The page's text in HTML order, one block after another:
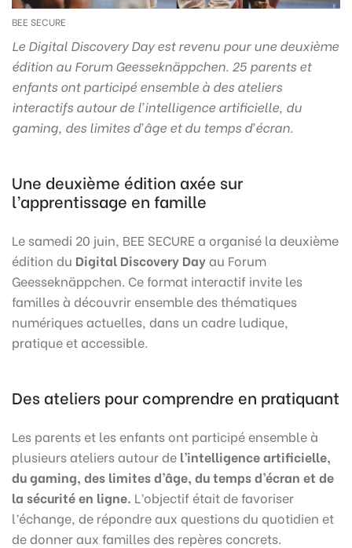
BEE SECURE
Le Digital Discovery Day est revenu pour une deuxième
édition au Forum Geesseknäppchen. 25 parents et
enfants ont participé ensemble à des ateliers
interactifs autour de l’intelligence artificielle, du
gaming, des limites d’âge et du temps d’écran.
Une deuxième édition axée sur
l’apprentissage en famille
Le samedi 20 juin, BEE SECURE a organisé la deuxième
édition du Digital Discovery Dayau Forum
Geesseknäppchen. Ce format interactif invite les
familles à découvrir ensemble des thématiques
numériques actuelles, dans un cadre ludique,
pratique et accessible.
Des ateliers pour comprendre en pratiquant
Les parents et les enfants ont participé ensemble à
plusieurs ateliers autour de l’intelligence artificielle,
du gaming, des limites d’âge, du temps d’écran et de
la sécurité en ligne. L’objectif était de favoriser
l’échange, de répondre aux questions du quotidien et
de donner aux familles des repères concrets.